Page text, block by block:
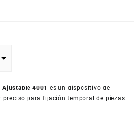
Ajustable 4001 es un dispositivo de
preciso para fijación temporal de piezas.